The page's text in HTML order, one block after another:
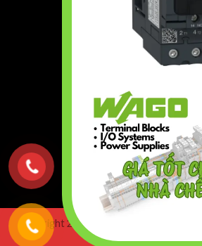
Copyright 2026 ©
Truong Thinh
Co.,Ltd. All right